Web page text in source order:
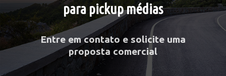
para pickup médias
Entre em contato e solicite uma
proposta comercial